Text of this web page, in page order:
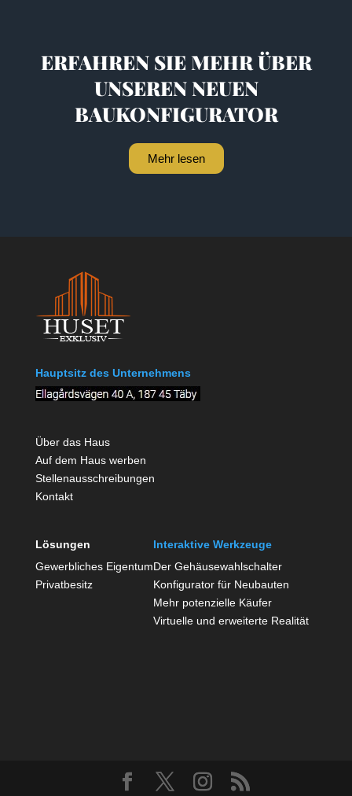
ERFAHREN SIE MEHR ÜBER
UNSEREN NEUEN
BAUKONFIGURATOR
Mehr lesen
Hauptsitz des Unternehmens
Über das Haus
Auf dem Haus werben
Stellenausschreibungen
Kontakt
Lösungen
Gewerbliches Eigentum
Privatbesitz
Interaktive Werkzeuge
Der Gehäusewahlschalter
Konfigurator für Neubauten
Mehr potenzielle Käufer
Virtuelle und erweiterte Realität